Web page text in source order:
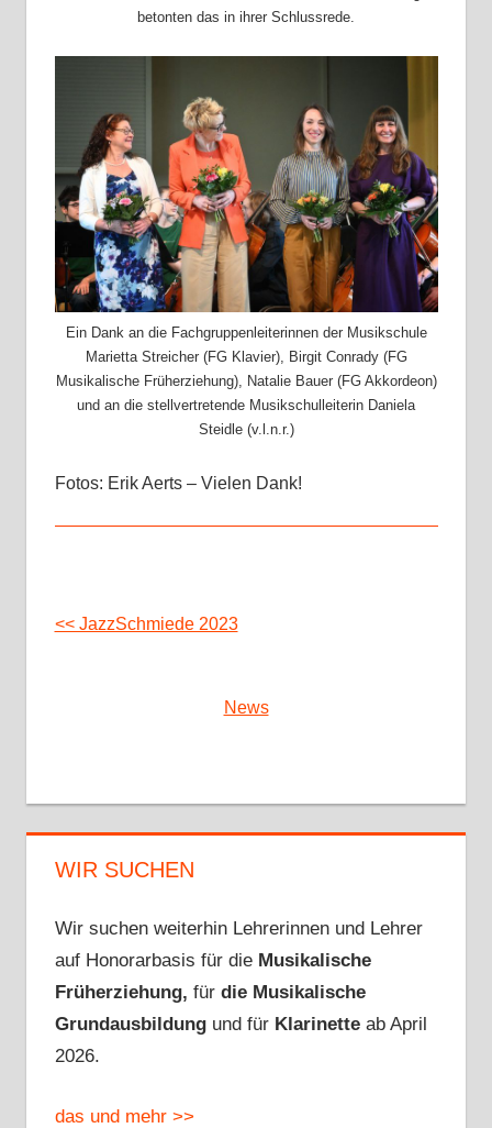
betonten das in ihrer Schlussrede.
Ein Dank an die Fachgruppenleiterinnen der Musikschule
Marietta Streicher (FG Klavier), Birgit Conrady (FG
Musikalische Früherziehung), Natalie Bauer (FG Akkordeon)
und an die stellvertretende Musikschulleiterin Daniela
Steidle (v.l.n.r.)
Fotos: Erik Aerts – Vielen Dank!
<< JazzSchmiede 2023
News
WIR SUCHEN
Wir suchen weiterhin Lehrerinnen und Lehrer
auf Honorarbasis für die Musikalische
Früherziehung, fürdie Musikalische
Grundausbildung und fürKlarinette ab April
2026.
das und mehr >>